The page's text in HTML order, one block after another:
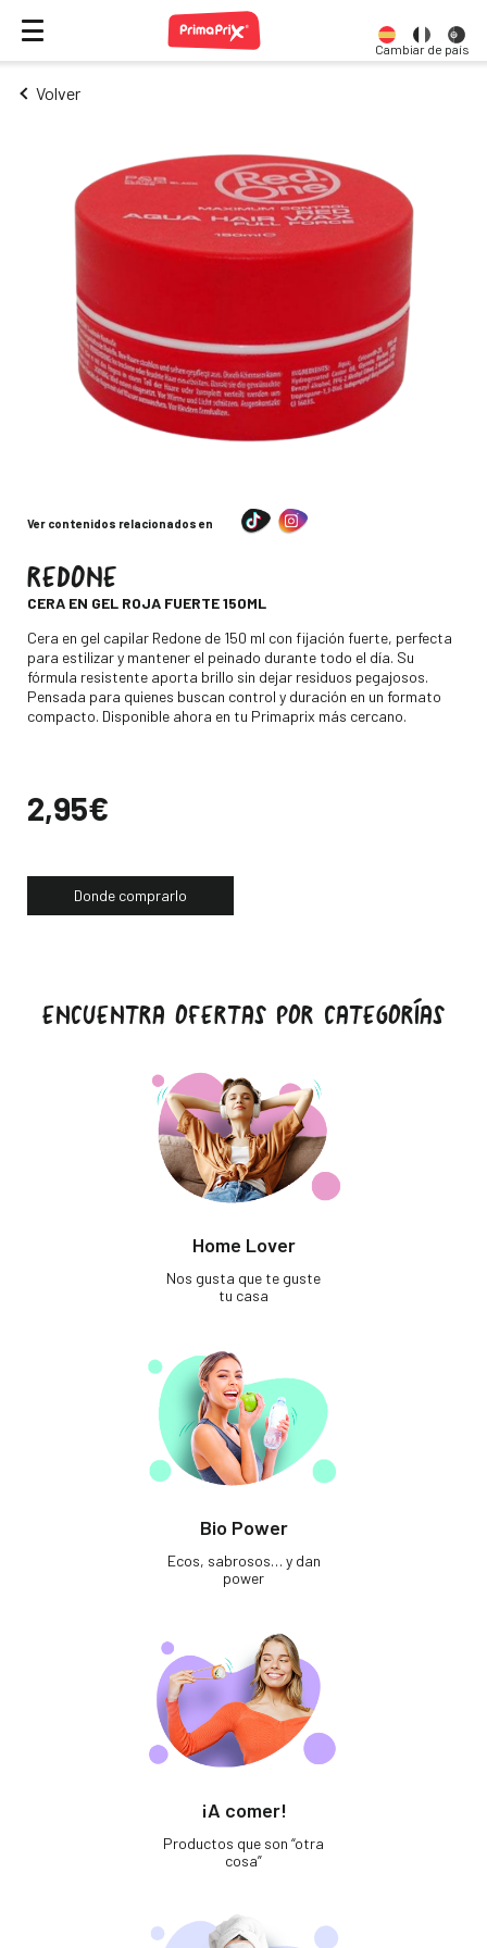
Cambiar de país
Volver
Ver contenidos relacionados en
REDONE
CERA EN GEL ROJA FUERTE 150ML
Descripción
Cera en gel capilar Redone de 150 ml con fijación fuerte, perfecta
para estilizar y mantener el peinado durante todo el día. Su
fórmula resistente aporta brillo sin dejar residuos pegajosos.
Pensada para quienes buscan control y duración en un formato
compacto. Disponible ahora en tu Primaprix más cercano.
Precio
2,95€
Donde comprarlo
ENCUENTRA OFERTAS POR CATEGORÍAS
Home Lover
Nos gusta que te guste
tu casa
Bio Power
Ecos, sabrosos… y dan
power
¡A comer!
Productos que son “otra
cosa”